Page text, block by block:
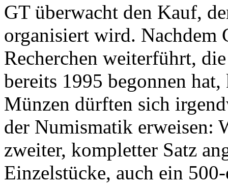
GT überwacht den Kauf,
organisiert wird. Nachdem
Recherchen weiterführt,
bereits 1995 begonnen
Münzen dürften sich
der Numismatik erweisen:
zweiter, kompletter Satz
Einzelstücke, auch ein